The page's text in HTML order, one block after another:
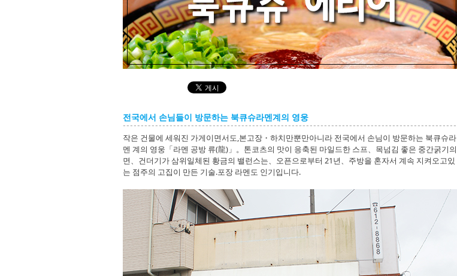
전국에서 손님들이 방문하는 북큐슈라멘계의 영웅
작은 건물에 세워진 가게이면서도,본고장・하치만뿐만아니라 전국에서 손님이 방문하는 북큐슈라
멘 계의 영웅「라멘 공방 류(龍)」。톤코츠의 맛이 응축된 마일드한 스프、목넘김 좋은 중간굵기의
면、건더기가 삼위일체된 황금의 밸런스는、오픈으로부터 21년、주방을 혼자서 계속 지켜오고있
는 점주의 고집이 만든 기술.포장 라멘도 인기입니다.